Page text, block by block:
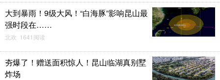
大到暴雨！9级大风！“白海豚”影响昆山最
强时段在……
北欢 1641阅读
夯爆了！赠送面积惊人！昆山临湖真别墅
炸场